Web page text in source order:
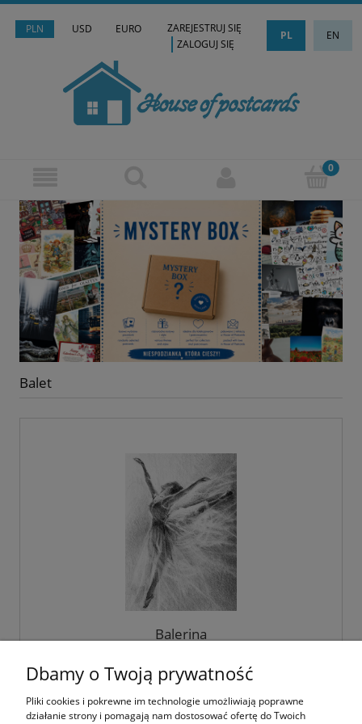
PLN USD EURO PL EN
ZAREJESTRUJ SIĘ
ZALOGUJ SIĘ
Balet
Balerina
3,00 zł
Dbamy o Twoją prywatność
Pliki cookies i pokrewne im technologie umożliwiają poprawne
działanie strony i pomagają nam dostosować ofertę do Twoich